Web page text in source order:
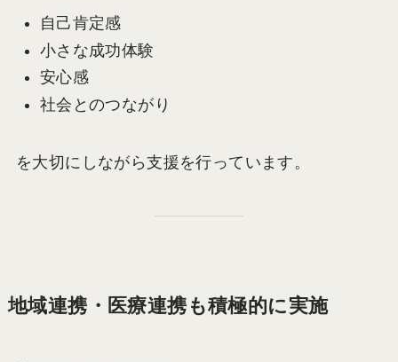
自己肯定感
小さな成功体験
安心感
社会とのつながり
を大切にしながら支援を行っています。
地域連携・医療連携も積極的に実施